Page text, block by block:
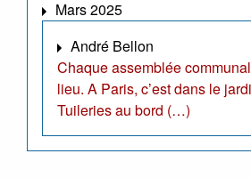
Mars 2025
André Bellon
Chaque assemblée
lieu. A Paris, c’est dans le
Tuileries au bord (…)